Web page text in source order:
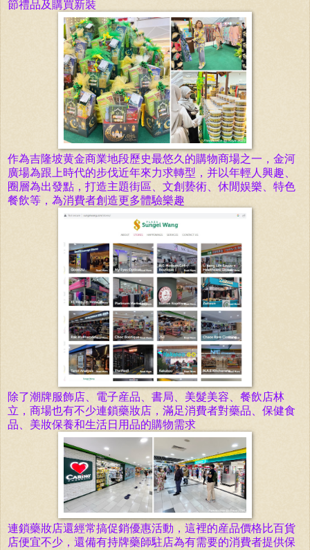
節禮品及購買新裝
作為吉隆坡黄金商業地段歷史最悠久的購物商場之一， 金河
廣場為跟上時代的步伐近年來力求轉型，并以年輕人興趣、
圈層為出發點，打造主題街區、文創兿術、休閒娱樂、特色
餐飲等，為消費者創造更多體驗樂趣
除了潮牌服飾店、電子産品、書局、美髮美容、餐飲店林
立，商場也有不少連鎖藥妝店，滿足消費者對藥品、保健食
品、美妝保養和生活日用品的購物需求
連鎖藥妝店還經常搞促銷優惠活動，這裡的産品價格比百貨
店便宜不少，還備有持牌藥師駐店為有需要的消費者提供保